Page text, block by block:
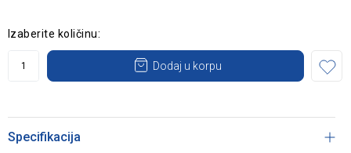
Izaberite količinu:
Dodaj u korpu
Specifikacija